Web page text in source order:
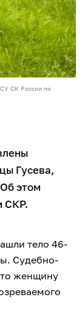
СК России по
Гусева,
этом
СКР.
тело 46-
Судебно-
женщину